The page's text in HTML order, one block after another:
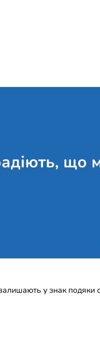
що
у знак подяки